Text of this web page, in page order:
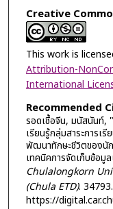
Creative
This work is
Attribution-
International
Recommended
รอดเชื้อจีน, มนัสนันท์,
เรียนรู้กลุ่มสาระการเ
พัฒนาทักษะชีวิตของนั
เทคนิคการจัดเก็บข้อ
Chulalongkorn
(Chula ETD). 34793.
https://